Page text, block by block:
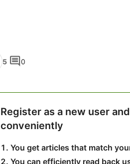
5 comment0
Register as a new user
conveniently
You get articles that match
You can efficiently read back